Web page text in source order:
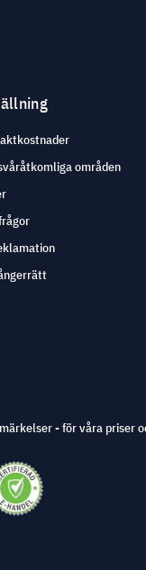
områden
- för våra priser